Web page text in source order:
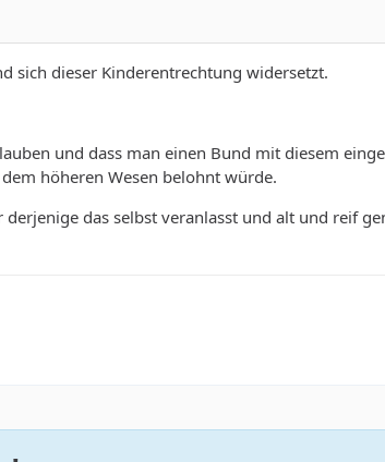
sich dieser Kinderentrechtung widersetzt.
und dass man einen Bund mit diesem
höheren Wesen belohnt würde.
das selbst veranlasst und alt und reif